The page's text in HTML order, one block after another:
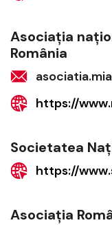
Asociaţia
România
https://
Societatea
https://
Asociaţia